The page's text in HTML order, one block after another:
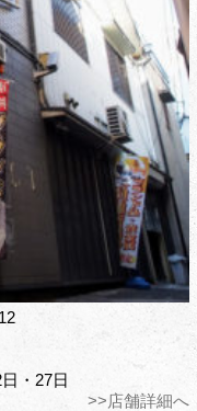
・27日
>>店舗詳細へ